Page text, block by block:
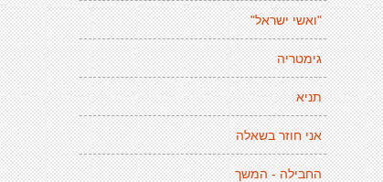
"ואשי ישראל"
גימטריה
תניא
אני חוזר בשאלה
החבילה - המשך